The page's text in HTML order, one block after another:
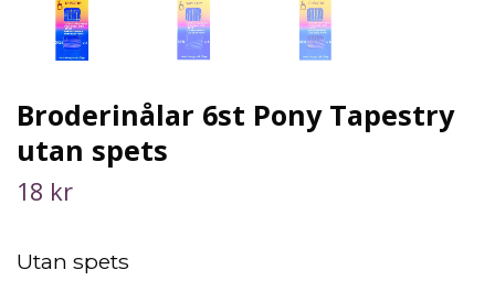
Broderinålar 6st Pony Tapestry
utan spets
18 kr
Utan spets